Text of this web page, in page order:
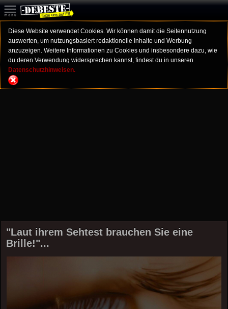
Diese Website verwendet Cookies. Wir können damit die Seitennutzung
auswerten, um nutzungsbasiert redaktionelle Inhalte und Werbung
anzuzeigen. Weitere Informationen zu Cookies und insbesondere dazu, wie
du deren Verwendung widersprechen kannst, findest du in unseren
Datenschutzhinweisen.
"Laut ihrem Sehtest brauchen Sie eine
Brille!"...